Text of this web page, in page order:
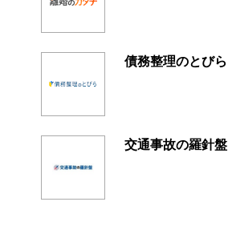
債務整理のとびら
交通事故の羅針盤